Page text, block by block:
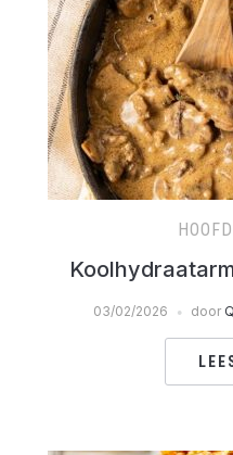
03/02/2026 door